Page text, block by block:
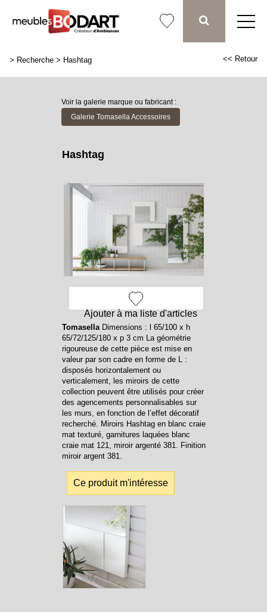
> Recherche > Hashtag << Retour
Voir la galerie marque ou fabricant :
Galerie Tomasella Accessoires
Ajouter à ma liste d'articles
Hashtag
TomasellaDimensions : l 65/100 x h
65/72/125/180 x p 3 cm La géométrie
rigoureuse de cette pièce est mise en
valeur par son cadre en forme de L :
disposés horizontalement ou
verticalement, les miroirs de cette
collection peuvent être utilisés pour créer
des agencements personnalisables sur
les murs, en fonction de l’effet décoratif
recherché. Miroirs Hashtag en blanc craie
mat texturé, garnitures laquées blanc
craie mat 121, miroir argenté 381. Finition
miroir argent 381.
Ce produit m'intéresse